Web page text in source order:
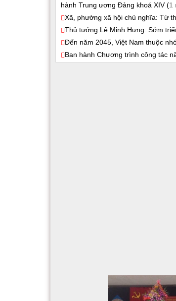
hành Trung ương Đảng khoá XIV (1
Xã, phường xã hội chủ nghĩa: Từ
Thủ tướng Lê Minh Hưng: Sớm
Đến năm 2045, Việt Nam thuộc
Ban hành Chương trình công tác